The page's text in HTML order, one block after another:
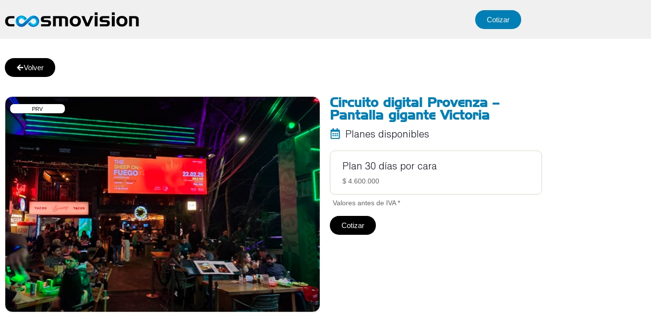
Cotizar
Volver
PRV
Circuito digital Provenza –
Pantalla gigante Victoria
Planes disponibles
Plan 30 días por cara
$ 4.600.000
Valores antes de IVA *
Cotizar